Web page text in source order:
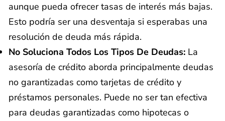
aunque pueda ofrecer tasas de interés más bajas.
Esto podría ser una desventaja si esperabas una
resolución de deuda más rápida.
No Soluciona Todos Los Tipos De Deudas: La
asesoría de crédito aborda principalmente deudas
no garantizadas como tarjetas de crédito y
préstamos personales. Puede no ser tan efectiva
para deudas garantizadas como hipotecas o